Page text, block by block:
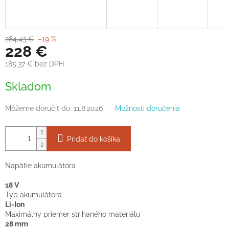
284,43 € –19 %
228 €
185,37 € bez DPH
cena:
Skladom
Môžeme doručiť do: 11.8.2026 Možnosti doručenia
Pridať do košíka
Napätie akumulátora
18 V
Typ akumulátora
Li-Ion
Maximálny priemer strihaného materiálu
28 mm